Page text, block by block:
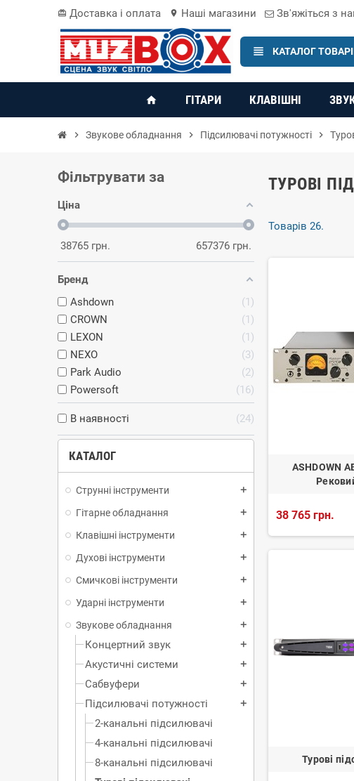
card_giftcard Доставка і оплата location_on Наші магазини Зв'яжіться з
view_headline КАТАЛОГ
home ГІТАРИ КЛАВІШНІ
chevron_right Звукове обладнання chevron_right Підсилювачі потужності chevron_right
Фільтрувати за
Ціна
38765 грн. 657376 грн.
Бренд
Ashdown
1
CROWN
1
LEXON
1
NEXO
3
Park Audio
2
Powersoft
16
В наявності 24
КАТАЛОГ
Струнні інструменти add
Гітарне обладнання add
Клавішні інструменти add
Духові інструменти add
Смичкові інструменти add
Ударні інструменти add
Звукове обладнання add
Концертний звук add
Акустичні системи add
Сабвуфери add
Підсилювачі потужності add
2-канальні підсилювачі
4-канальні підсилювачі
8-канальні підсилювачі
ТУРОВІ
Товарів 26.
ASHDOWN
38 765 грн.
Турові